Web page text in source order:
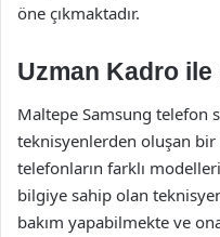
öne çıkmaktadır.
Uzman Kadro
Maltepe Samsung telefon
teknisyenlerden oluşan
telefonların farklı
bilgiye sahip olan
bakım yapabilmekte ve